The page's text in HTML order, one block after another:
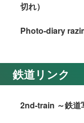
切れ）
Photo-diary
鉄道リンク
2nd-train ～鉄道